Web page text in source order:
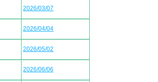
2026/03/07
2026/04/04
2026/05/02
2026/06/06